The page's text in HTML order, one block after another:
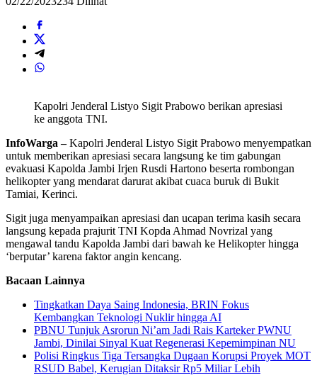
Kapolri Jenderal Listyo Sigit Prabowo berikan apresiasi
ke anggota TNI.
InfoWarga –Kapolri Jenderal Listyo Sigit Prabowo menyempatkan
untuk memberikan apresiasi secara langsung ke tim gabungan
evakuasi Kapolda Jambi Irjen Rusdi Hartono beserta rombongan
helikopter yang mendarat darurat akibat cuaca buruk di Bukit
Tamiai, Kerinci.
Sigit juga menyampaikan apresiasi dan ucapan terima kasih secara
langsung kepada prajurit TNI Kopda Ahmad Novrizal yang
mengawal tandu Kapolda Jambi dari bawah ke Helikopter hingga
‘berputar’ karena faktor angin kencang.
Bacaan Lainnya
Tingkatkan Daya Saing Indonesia, BRIN Fokus
Kembangkan Teknologi Nuklir hingga AI
PBNU Tunjuk Asrorun Ni’am Jadi Rais Karteker PWNU
Jambi, Dinilai Sinyal Kuat Regenerasi Kepemimpinan NU
Polisi Ringkus Tiga Tersangka Dugaan Korupsi Proyek MOT
RSUD Babel, Kerugian Ditaksir Rp5 Miliar Lebih